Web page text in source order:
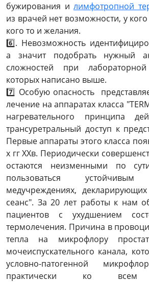
бужирования и лимфотропной
из врачей нет возможности, у
кого то и желания.
6️⃣. Невозможность
а значит подобрать нужный
сложностей при
которых написано выше.
7️⃣ Особую опасность
лечение на аппаратах класса
нагревательного принципа
трансуретральный доступ к
Первые аппараты этого класса
х гг ХХв. Периодически
остаются неизменными по
пользоваться
медучреждениях,
сеанс". За 20 лет работы к нам
пациентов с ухудшением
термолечения. Причина в
тепла на микрофлору
мочеиспускательного канала,
условно-патогенной
практически ко всем